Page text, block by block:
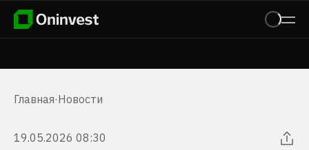
Главная·Новости
19.05.2026 08:30